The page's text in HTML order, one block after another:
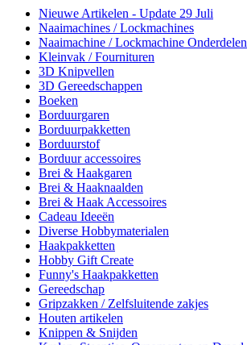
Nieuwe Artikelen - Update 29 Juli
Naaimachines / Lockmachines
Naaimachine / Lockmachine Onderdelen
Kleinvak / Fournituren
3D Knipvellen
3D Gereedschappen
Boeken
Borduurgaren
Borduurpakketten
Borduurstof
Borduur accessoires
Brei & Haakgaren
Brei & Haaknaalden
Brei & Haak Accessoires
Cadeau Ideeën
Diverse Hobbymaterialen
Haakpakketten
Hobby Gift Create
Funny's Haakpakketten
Gereedschap
Gripzakken / Zelfsluitende zakjes
Houten artikelen
Knippen & Snijden